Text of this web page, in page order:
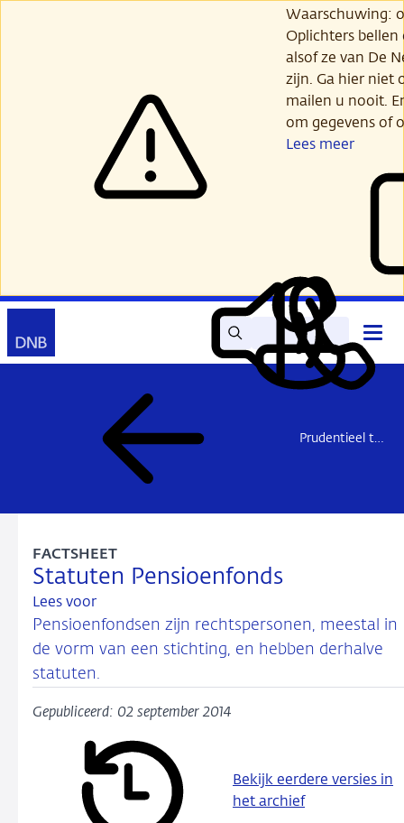
Waarschuwing:
Oplichters
alsof ze van De
zijn. Ga hier niet
mailen u nooit.
om gegevens of
Lees meer
Zoek Lees
voor
Mijn
DNB
Contact
Prudentieel toezicht
Statuten Pensioenfonds
FACTSHEET
Lees voor
Pensioenfondsen zijn rechtspersonen, meestal in
de vorm van een stichting, en hebben derhalve
statuten.
Gepubliceerd: 02 september 2014
Bekijk eerdere versies in
het archief